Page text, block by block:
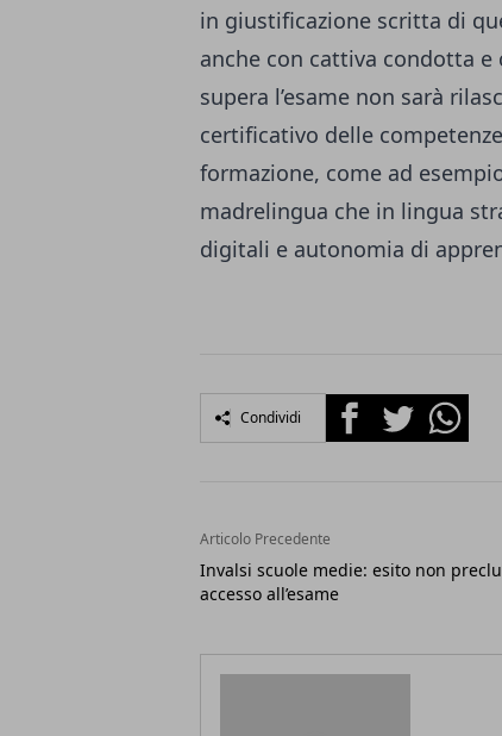
in giustificazione scritta di
anche con cattiva condotta
supera l’esame non sarà
certificativo delle
formazione, come ad
madrelingua che in lingua
digitali e autonomia di
Condividi FacebookTwitterWhatsapp
Articolo Precedente
Invalsi scuole medie: esito non
accesso all’esame